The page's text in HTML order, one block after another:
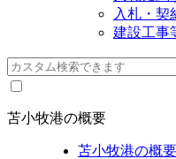
入札・契
建設工事
苫小牧港の概要
苫小牧港の概要